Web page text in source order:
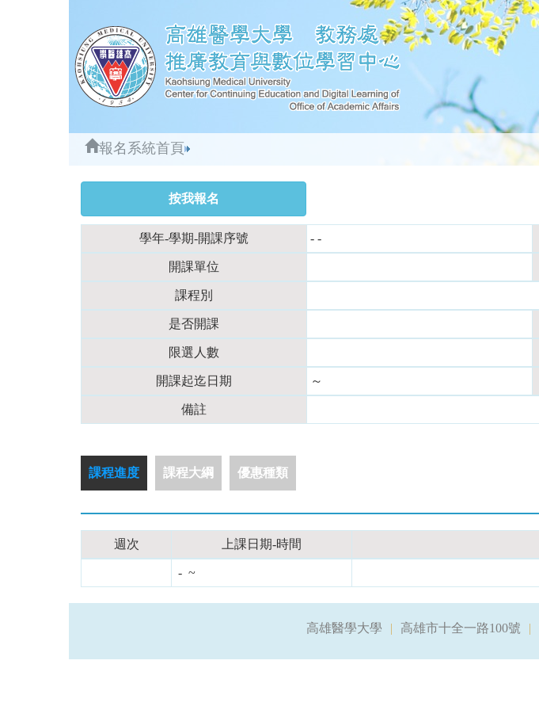
報名系統首頁
學年-學期-開課序號 - -
開課單位
課程別
是否開課
限選人數
開課起迄日期 ～
備註
課程進度 課程大綱 優惠種類
週次 上課日期-時間
- ~
高雄醫學大學 高雄市十全一路100號